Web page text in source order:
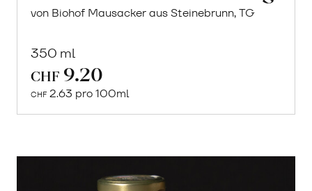
von Biohof Mausacker aus Steinebrunn, TG
350 ml
CHF 9.20
CHF 2.63 pro 100ml
Warenkorb